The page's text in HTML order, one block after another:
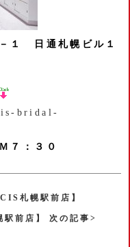
－１
日通札幌ビル１
bridal-
７：３０
札幌駅前店】
前店】 次の記事>